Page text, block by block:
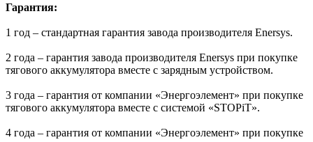
Гарантия:
1 год – стандартная гарантия завода производителя Enersys.
2 года – гарантия завода производителя Enersys при покупке
тягового аккумулятора вместе с зарядным устройством.
3 года – гарантия от компании «Энергоэлемент» при покупке
тягового аккумулятора вместе с системой «STOPiT».
4 года – гарантия от компании «Энергоэлемент» при покупке